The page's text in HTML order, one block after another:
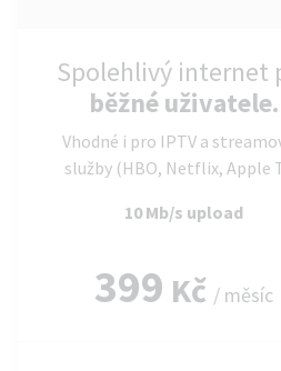
Spolehlivý internet
běžné uživatele.
Vhodné i pro IPTV a
služby (HBO, Netflix, Apple
10 Mb/s upload
399 Kč / měsíc